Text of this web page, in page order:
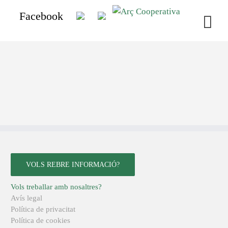
Facebook
VOLS REBRE INFORMACIÓ?
Vols treballar amb nosaltres?
Avís legal
Política de privacitat
Política de cookies